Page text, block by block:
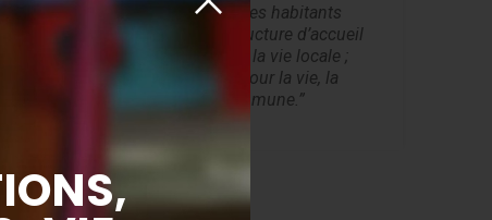
jacents, c’est que l’ensemble des habitants
le sentiment de contenir une structure d’accueil
maisons, intégrées dans la vie locale ;
de la Génétouze, appréciés pour la vie, la
joie qu’ils apporteront à la commune.